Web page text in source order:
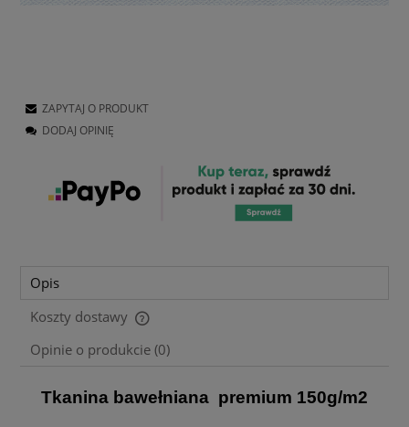
ZAPYTAJ O PRODUKT
DODAJ OPINIĘ
Opis
Koszty dostawy
Cena nie zawiera ewentualnych kosztów płatności
Opinie o produkcie (0)
Tkanina bawełniana premium 150g/m2